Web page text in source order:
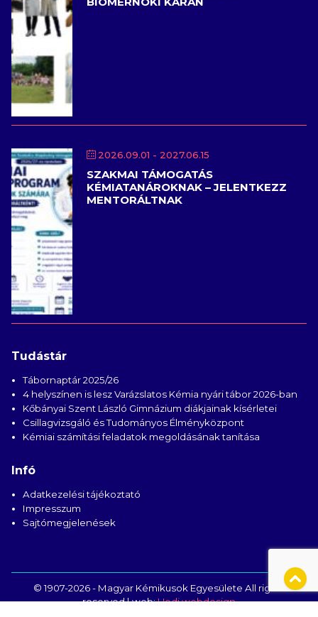
2026.09.01 - 2027.06.15
SZAKMAI TÁMOGATÁS
KÉMIATANÁROKNAK – JELENTKEZZ
MENTORÁLTNAK
Tudástár
Tábornaptár 2025/26
4 helyszínen is lesz Varázslatos Kémia nyári tábor 2026-ban
Kőbányai Szent László Gimnázium diákjainak kísérletei
Csillagvizsgáló és Tudományos Élményközpont
Kémiai számítási feladatok megoldásának tanítása
Infó
Adatkezelési tájékoztató
Impresszum
Sajtómegjelenések
© 1907-2026 - Magyar Kémikusok Egyesülete All rights
reserved | web:Hedi webdesign